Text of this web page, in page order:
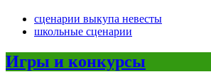
сценарии выкупа невесты
школьные сценарии
Игры и конкурсы